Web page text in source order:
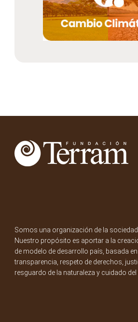
Somos una organización de la sociedad
Nuestro propósito es aportar a la
de modelo de desarrollo país, basada
transparencia, respeto de derechos,
resguardo de la naturaleza y cuidado del